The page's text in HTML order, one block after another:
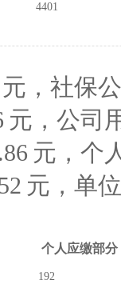
4401
元，社保
元，公司
元，个
元，单
个人应缴部分
192